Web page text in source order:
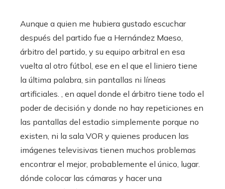
Aunque a quien me hubiera gustado escuchar
después del partido fue a Hernández Maeso,
árbitro del partido, y su equipo arbitral en esa
vuelta al otro fútbol, ​​ese en el que el liniero tiene
la última palabra, sin pantallas ni líneas
artificiales. , en aquel donde el árbitro tiene todo el
poder de decisión y donde no hay repeticiones en
las pantallas del estadio simplemente porque no
existen, ni la sala VOR y quienes producen las
imágenes televisivas tienen muchos problemas
encontrar el mejor, probablemente el único, lugar.
dónde colocar las cámaras y hacer una